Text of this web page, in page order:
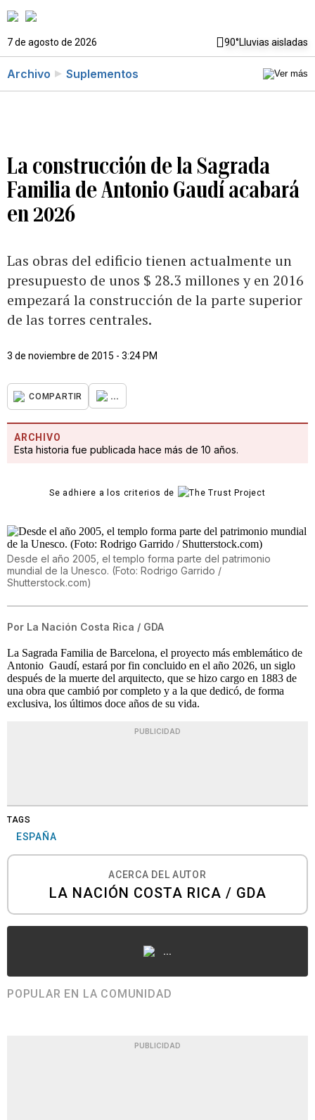
7 de agosto de 2026 90°Lluvias aisladas
Archivo Suplementos
La construcción de la Sagrada
Familia de Antonio Gaudí acabará
en 2026
Las obras del edificio tienen actualmente un
presupuesto de unos $ 28.3 millones y en 2016
empezará la construcción de la parte superior
de las torres centrales.
3 de noviembre de 2015 - 3:24 PM
COMPARTIR ...
ARCHIVO
Esta historia fue publicada hace más de 10 años.
Se adhiere a los criterios de
Desde el año 2005, el templo forma parte del patrimonio
mundial de la Unesco. (Foto: Rodrigo Garrido /
Shutterstock.com)
Por La Nación Costa Rica / GDA
La Sagrada Familia de Barcelona, el proyecto más emblemático de
Antonio Gaudí, estará por fin concluido en el año 2026, un siglo
después de la muerte del arquitecto, que se hizo cargo en 1883 de
una obra que cambió por completo y a la que dedicó, de forma
exclusiva, los últimos doce años de su vida.
PUBLICIDAD
TAGS
ESPAÑA
ACERCA DEL AUTOR
LA NACIÓN COSTA RICA / GDA
...
POPULAR EN LA COMUNIDAD
PUBLICIDAD